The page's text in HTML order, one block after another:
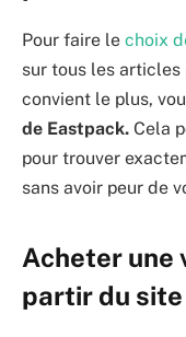
Pour faire le choix
sur tous les articles
convient le plus,
de Eastpack. Cela
pour trouver
sans avoir peur de
Acheter une
partir du